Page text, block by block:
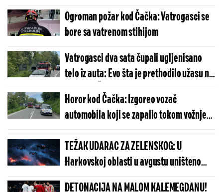
bilo je pitanje trenutka (VIDEO)
Ogroman požar kod Čačka: Vatrogasci se
bore sa vatrenom stihijom
Vatrogasci dva sata čupali ugljenisano
telo iz auta: Evo šta je prethodilo užasu na
putu kod Čačka
Horor kod Čačka: Izgoreo vozač
automobila koji se zapalio tokom vožnje
(FOTO)
TEŽAK UDARAC ZA ZELENSKOG: U
Harkovskoj oblasti u avgustu uništeno
više od 100 „baba jaga“
DETONACIJA NA MALOM KALEMEGDANU!